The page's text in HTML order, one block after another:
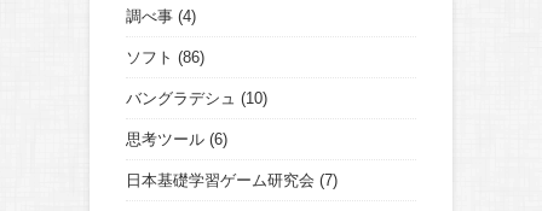
調べ事 (4)
ソフト (86)
バングラデシュ (10)
思考ツール (6)
日本基礎学習ゲーム研究会 (7)